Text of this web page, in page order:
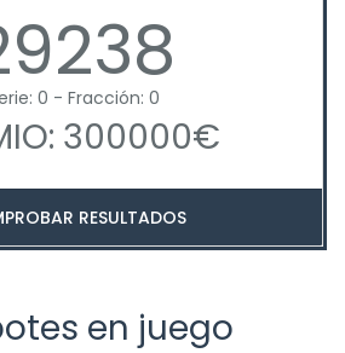
0 - Fracción: 0
300000€
RESULTADOS
en juego